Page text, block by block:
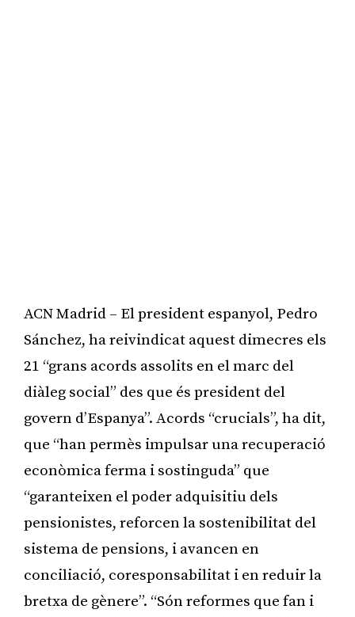
ACN Madrid – El president espanyol, Pedro
Sánchez, ha reivindicat aquest dimecres els
21 “grans acords assolits en el marc del
diàleg social” des que és president del
govern d’Espanya”. Acords “crucials”, ha dit,
que “han permès impulsar una recuperació
econòmica ferma i sostinguda” que
“garanteixen el poder adquisitiu dels
pensionistes, reforcen la sostenibilitat del
sistema de pensions, i avancen en
conciliació, coresponsabilitat i en reduir la
bretxa de gènere”. “Són reformes que fan i